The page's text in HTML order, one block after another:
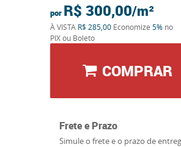
por R$ 300,00
À VISTA R$ 285,00Economize 5%no
PIX ou Boleto
COMPRAR
Frete e Prazo
Simule o frete e o prazo de